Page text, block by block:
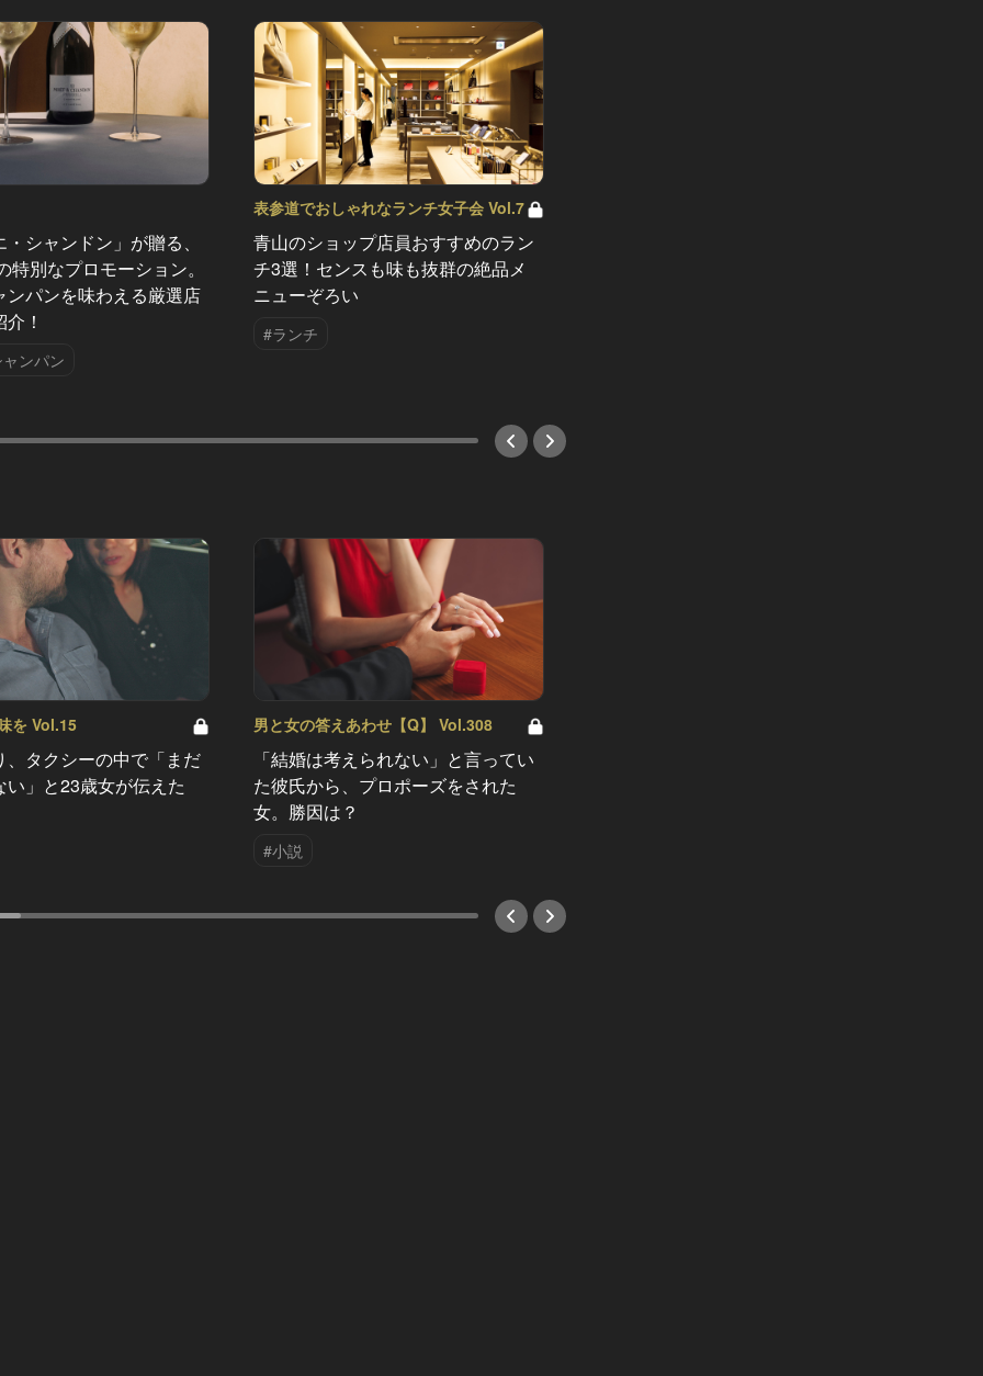
シャンドン」が贈る、
特別なプロモーション。
ンパンを味わえる厳選店
！
ンパン
表参道でおしゃれなランチ女子会 Vol.7
青山のショップ店員おすすめのラン
チ3選！センスも味も抜群の絶品メ
ニューぞろい
#ランチ
を Vol.15
、タクシーの中で「まだ
い」と23歳女が伝えた
男と女の答えあわせ【Q】 Vol.308
「結婚は考えられない」と言ってい
た彼氏から、プロポーズをされた
女。勝因は？
#小説